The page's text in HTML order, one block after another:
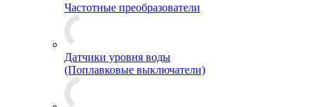
Частотные преобразователи
Датчики уровня воды
(Поплавковые выключатели)